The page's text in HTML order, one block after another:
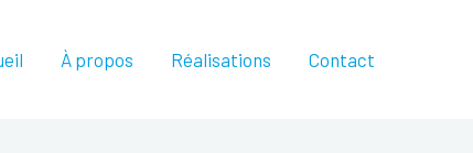
À propos Réalisations Contact